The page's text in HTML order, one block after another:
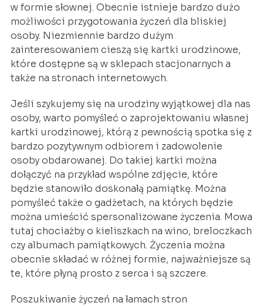
w formie słownej. Obecnie istnieje bardzo dużo
możliwości przygotowania życzeń dla bliskiej
osoby. Niezmiennie bardzo dużym
zainteresowaniem cieszą się kartki urodzinowe,
które dostępne są w sklepach stacjonarnych a
także na stronach internetowych.
Jeśli szykujemy się na urodziny wyjątkowej dla nas
osoby, warto pomyśleć o zaprojektowaniu własnej
kartki urodzinowej, którą z pewnością spotka się z
bardzo pozytywnym odbiorem i zadowolenie
osoby obdarowanej. Do takiej kartki można
dołączyć na przykład wspólne zdjęcie, które
będzie stanowiło doskonałą pamiątkę. Można
pomyśleć także o gadżetach, na których będzie
można umieścić spersonalizowane życzenia. Mowa
tutaj chociażby o kieliszkach na wino, breloczkach
czy albumach pamiątkowych. Życzenia można
obecnie składać w różnej formie, najważniejsze są
te, które płyną prosto z serca i są szczere.
Poszukiwanie życzeń na łamach stron